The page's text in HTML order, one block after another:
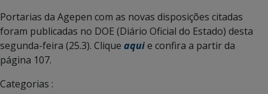
Portarias da Agepen com as novas disposições citadas
foram publicadas no DOE (Diário Oficial do Estado) desta
segunda-feira (25.3). Clique aquie confira a partir da
página 107.
Categorias :